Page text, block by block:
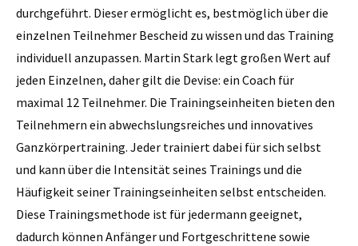
durchgeführt. Dieser ermöglicht es, bestmöglich über die
einzelnen Teilnehmer Bescheid zu wissen und das Training
individuell anzupassen. Martin Stark legt großen Wert auf
jeden Einzelnen, daher gilt die Devise: ein Coach für
maximal 12 Teilnehmer. Die Trainingseinheiten bieten den
Teilnehmern ein abwechslungsreiches und innovatives
Ganzkörpertraining. Jeder trainiert dabei für sich selbst
und kann über die Intensität seines Trainings und die
Häufigkeit seiner Trainingseinheiten selbst entscheiden.
Diese Trainingsmethode ist für jedermann geeignet,
dadurch können Anfänger und Fortgeschrittene sowie